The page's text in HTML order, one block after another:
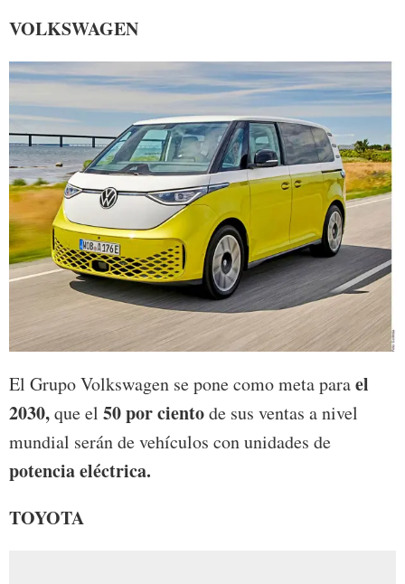
VOLKSWAGEN
El Grupo Volkswagen se pone como meta parael
2030,que el 50 por cientode sus ventas a nivel
mundial serán de vehículos con unidades de
potencia eléctrica.
TOYOTA